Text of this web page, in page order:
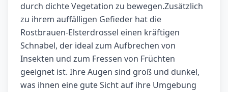
durch dichte Vegetation zu bewegen.Zusätzlich
zu ihrem auffälligen Gefieder hat die
Rostbrauen-Elsterdrossel einen kräftigen
Schnabel, der ideal zum Aufbrechen von
Insekten und zum Fressen von Früchten
geeignet ist. Ihre Augen sind groß und dunkel,
was ihnen eine gute Sicht auf ihre Umgebung